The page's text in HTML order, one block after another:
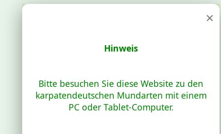
×
Hinweis
Bitte besuchen Sie diese Website zu den
karpatendeutschen Mundarten mit einem
PC oder Tablet-Computer.